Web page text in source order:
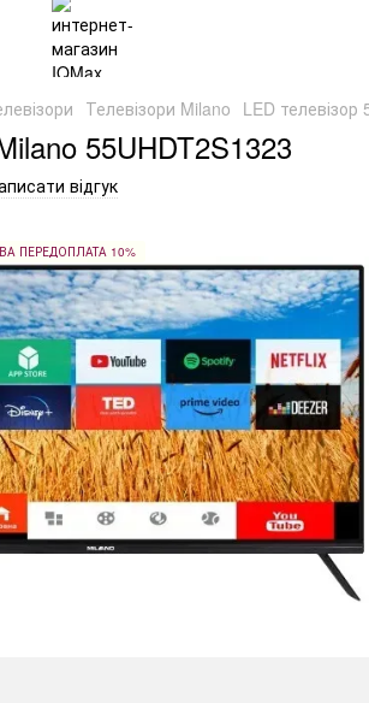
Телевізори Milano LED
55UHDT2S1323
відгук
ПЕРЕДОПЛАТА 10%